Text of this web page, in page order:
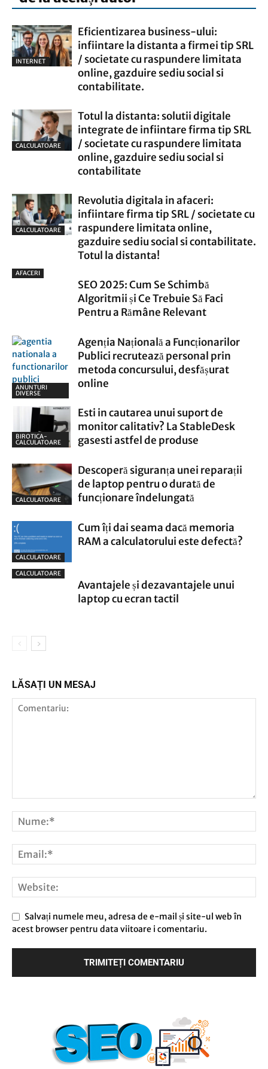
INTERNET
Eficientizarea business-ului:
infiintare la distanta a firmei tip SRL
/ societate cu raspundere limitata
online, gazduire sediu social si
contabilitate.
CALCULATOARE
Totul la distanta: solutii digitale
integrate de infiintare firma tip SRL
/ societate cu raspundere limitata
online, gazduire sediu social si
contabilitate
CALCULATOARE
Revolutia digitala in afaceri:
infiintare firma tip SRL / societate cu
raspundere limitata online,
gazduire sediu social si contabilitate.
Totul la distanta!
AFACERI
SEO 2025: Cum Se Schimbă
Algoritmii și Ce Trebuie Să Faci
Pentru a Rămâne Relevant
ANUNTURI
DIVERSE
Agenția Națională a Funcționarilor
Publici recrutează personal prin
metoda concursului, desfășurat
online
BIROTICA-
CALCULATOARE
Esti in cautarea unui suport de
monitor calitativ? La StableDesk
gasesti astfel de produse
CALCULATOARE
Descoperă siguranța unei reparații
de laptop pentru o durată de
funcționare îndelungată
CALCULATOARE
Cum îți dai seama dacă memoria
RAM a calculatorului este defectă?
CALCULATOARE
Avantajele și dezavantajele unui
laptop cu ecran tactil
LĂSAȚI UN MESAJ
Salvați numele meu, adresa de e-mail și site-ul web în
acest browser pentru data viitoare i comentariu.